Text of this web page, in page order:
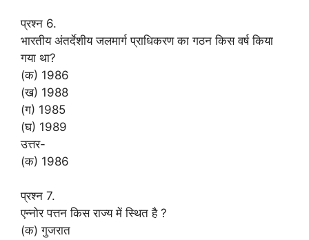
प्रश्न 6.
भारतीय अंतर्देशीय जलमार्ग प्राधिकरण का गठन किस वर्ष किया
गया था?
(क) 1986
(ख) 1988
(ग) 1985
(घ) 1989
उत्तर-
(क) 1986
प्रश्न 7.
एन्नोर पत्तन किस राज्य में स्थित है ?
(क) गुजरात